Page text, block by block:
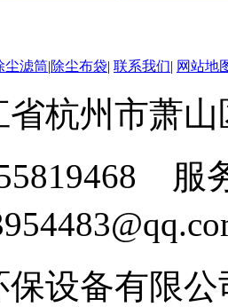
尘滤筒|除尘布袋| 联系我们| 网站地
杭州市萧
服
设备有限公